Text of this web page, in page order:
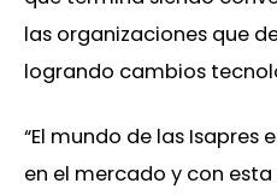
las organizaciones que
logrando cambios
“El mundo de las
en el mercado y con